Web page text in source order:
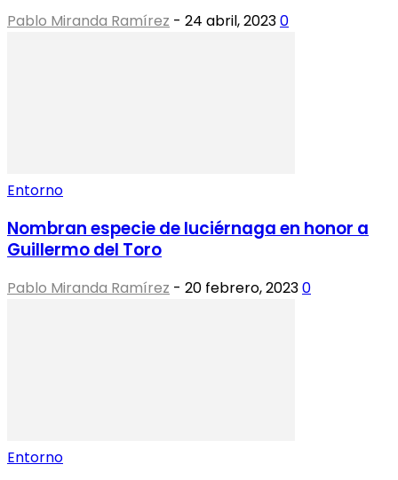
Pablo Miranda Ramírez - 24 abril, 20230
Entorno
Nombran especie de luciérnaga en honor a
Guillermo del Toro
Pablo Miranda Ramírez - 20 febrero, 20230
Entorno